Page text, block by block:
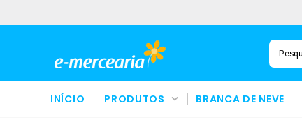
INÍCIO PRODUTOS BRANCA DE NEVE